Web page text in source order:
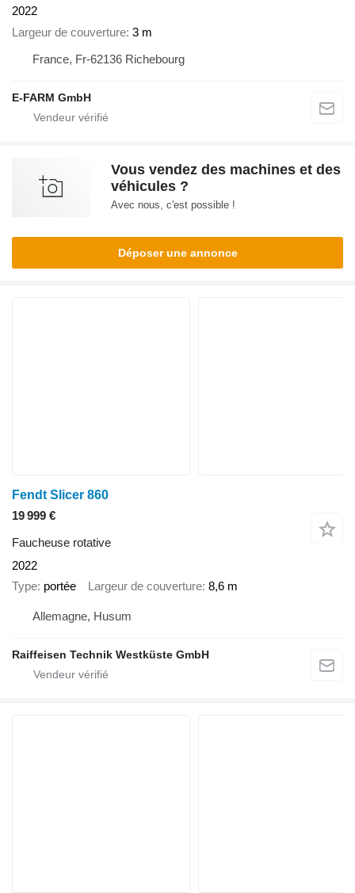
2022
Largeur de couverture 3 m
France, Fr-62136 Richebourg
E-FARM GmbH
Vous vendez des machines et des
véhicules ?
Avec nous, c'est possible !
Déposer une annonce
Fendt Slicer 860
19 999 €
Faucheuse rotative
2022
Type portée Largeur de couverture 8,6 m
Allemagne, Husum
Raiffeisen Technik Westküste GmbH